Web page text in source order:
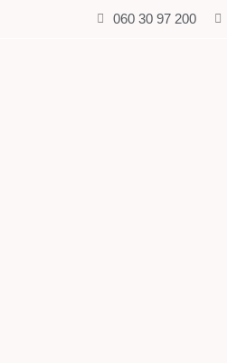
060 30 97 200